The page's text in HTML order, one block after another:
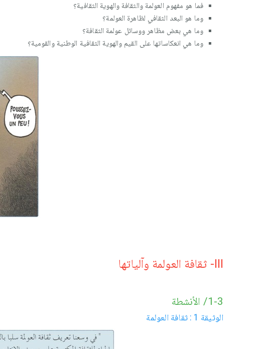
فما هو مفهوم العولمة والثقافة والهوية الثقافية؟
وما هو البعد الثقافي لظاهرة العولمة؟
وما هي بعض مظاهر ووسائل عولمة الثقافة؟
وما هي انعكاساتها على القيم والهوية الثقافية الوطنية والقومية؟
III- ثقافة العولمة وآلياتها
1-3/ الأنشطة
الوثيقة 1 : ثقافة العولمة